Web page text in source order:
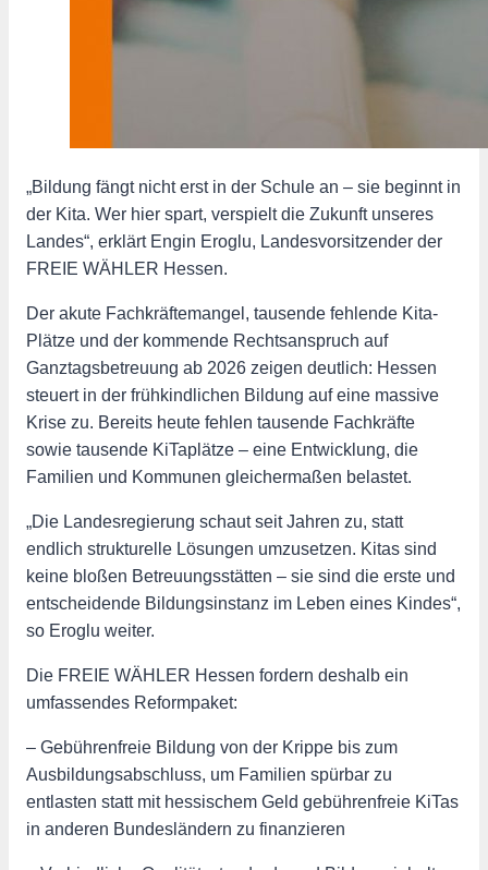
„Bildung fängt nicht erst in der Schule an – sie beginnt in
der Kita. Wer hier spart, verspielt die Zukunft unseres
Landes“, erklärt Engin Eroglu, Landesvorsitzender der
FREIE WÄHLER Hessen.
Der akute Fachkräftemangel, tausende fehlende Kita-
Plätze und der kommende Rechtsanspruch auf
Ganztagsbetreuung ab 2026 zeigen deutlich: Hessen
steuert in der frühkindlichen Bildung auf eine massive
Krise zu. Bereits heute fehlen tausende Fachkräfte
sowie tausende KiTaplätze – eine Entwicklung, die
Familien und Kommunen gleichermaßen belastet.
„Die Landesregierung schaut seit Jahren zu, statt
endlich strukturelle Lösungen umzusetzen. Kitas sind
keine bloßen Betreuungsstätten – sie sind die erste und
entscheidende Bildungsinstanz im Leben eines Kindes“,
so Eroglu weiter.
Die FREIE WÄHLER Hessen fordern deshalb ein
umfassendes Reformpaket:
– Gebührenfreie Bildung von der Krippe bis zum
Ausbildungsabschluss, um Familien spürbar zu
entlasten statt mit hessischem Geld gebührenfreie KiTas
in anderen Bundesländern zu finanzieren